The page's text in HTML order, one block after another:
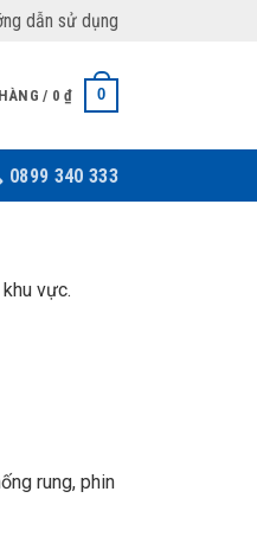
dẫn sử dụng
/ 0₫ 0
0899 340 333
vực.
rung, phin